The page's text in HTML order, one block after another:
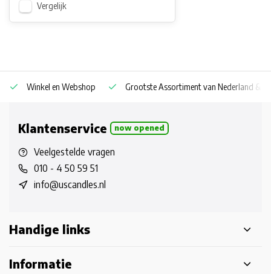
Vergelijk
Winkel en Webshop Grootste Assortiment van Nederland &
Klantenservice now opened
Veelgestelde vragen
010 - 4 50 59 51
info@uscandles.nl
Handige links
Informatie